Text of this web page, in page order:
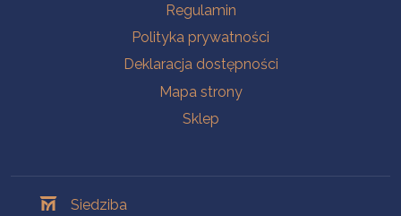
Regulamin
Polityka prywatności
Deklaracja dostępności
Mapa strony
Sklep
Siedziba